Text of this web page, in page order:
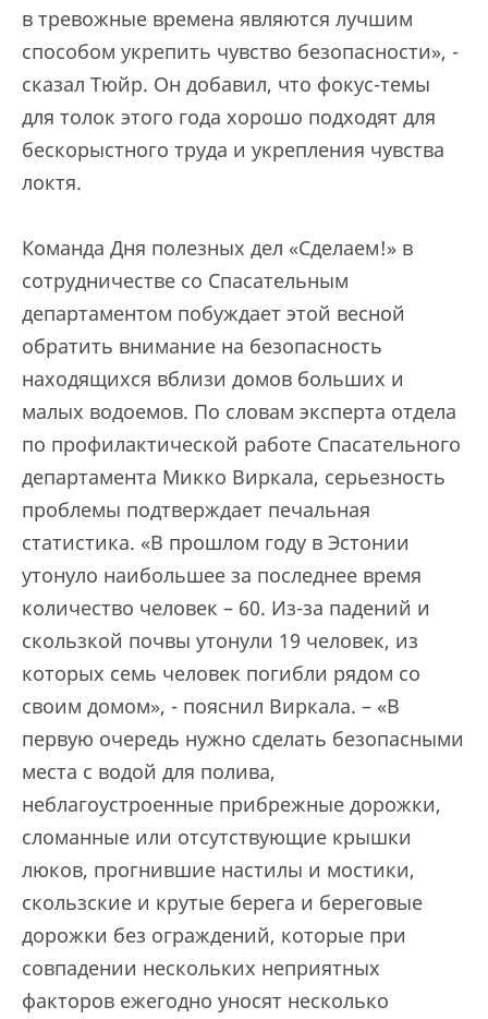
в тревожные времена являются лучшим
способом укрепить чувство безопасности», -
сказал Тюйр. Он добавил, что фокус-темы
для толок этого года хорошо подходят для
бескорыстного труда и укрепления чувства
локтя.
Команда Дня полезных дел «Сделаем!» в
сотрудничестве со Спасательным
департаментом побуждает этой весной
обратить внимание на безопасность
находящихся вблизи домов больших и
малых водоемов. По словам эксперта отдела
по профилактической работе Спасательного
департамента Микко Виркала, серьезность
проблемы подтверждает печальная
статистика. «В прошлом году в Эстонии
утонуло наибольшее за последнее время
количество человек – 60. Из-за падений и
скользкой почвы утонули 19 человек, из
которых семь человек погибли рядом со
своим домом», - пояснил Виркала. – «В
первую очередь нужно сделать безопасными
места с водой для полива,
неблагоустроенные прибрежные дорожки,
сломанные или отсутствующие крышки
люков, прогнившие настилы и мостики,
скользские и крутые берега и береговые
дорожки без ограждений, которые при
совпадении нескольких неприятных
факторов ежегодно уносят несколько